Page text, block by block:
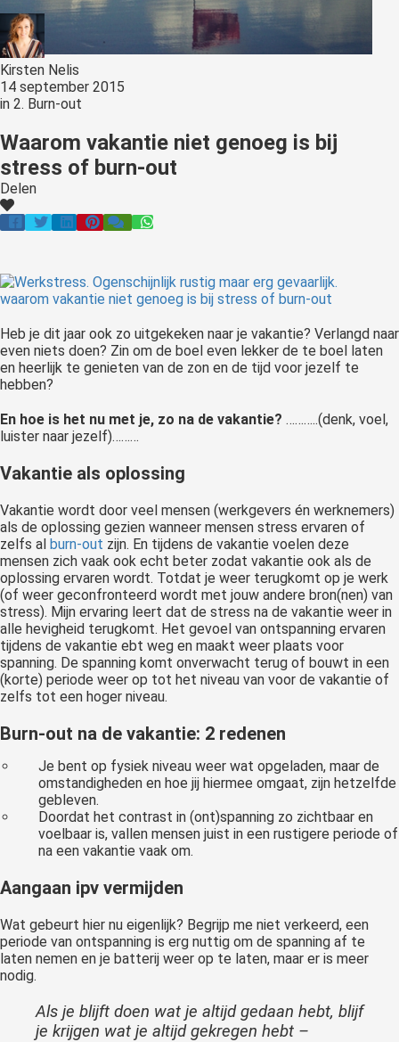
Kirsten Nelis
14 september 2015
in 2. Burn-out
Waarom vakantie niet genoeg is bij
stress of burn-out
Delen
Heb je dit jaar ook zo uitgekeken naar je vakantie? Verlangd naar
even niets doen? Zin om de boel even lekker de te boel laten
en heerlijk te genieten van de zon en de tijd voor jezelf te
hebben?
En hoe is het nu met je, zo na de vakantie? ………..(denk, voel,
luister naar jezelf)………
Vakantie als oplossing
Vakantie wordt door veel mensen (werkgevers én werknemers)
als de oplossing gezien wanneer mensen stress ervaren of
zelfs al burn-out zijn. En tijdens de vakantie voelen deze
mensen zich vaak ook echt beter zodat vakantie ook als de
oplossing ervaren wordt. Totdat je weer terugkomt op je werk
(of weer geconfronteerd wordt met jouw andere bron(nen) van
stress). Mijn ervaring leert dat de stress na de vakantie weer in
alle hevigheid terugkomt. Het gevoel van ontspanning ervaren
tijdens de vakantie ebt weg en maakt weer plaats voor
spanning. De spanning komt onverwacht terug of bouwt in een
(korte) periode weer op tot het niveau van voor de vakantie of
zelfs tot een hoger niveau.
Burn-out na de vakantie: 2 redenen
Je bent op fysiek niveau weer wat opgeladen, maar de
omstandigheden en hoe jij hiermee omgaat, zijn hetzelfde
gebleven.
Doordat het contrast in (ont)spanning zo zichtbaar en
voelbaar is, vallen mensen juist in een rustigere periode of
na een vakantie vaak om.
Aangaan ipv vermijden
Wat gebeurt hier nu eigenlijk? Begrijp me niet verkeerd, een
periode van ontspanning is erg nuttig om de spanning af te
laten nemen en je batterij weer op te laten, maar er is meer
nodig.
Als je blijft doen wat je altijd gedaan hebt, blijf
je krijgen wat je altijd gekregen hebt –
te
over
van
op
gebruikt
te
de
van